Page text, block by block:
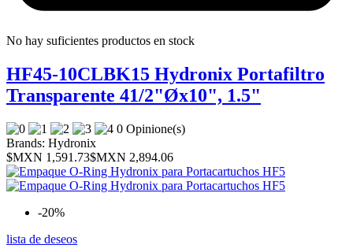
No hay suficientes productos en stock
HF45-10CLBK15 Hydronix Portafiltro
Transparente 41/2"Øx10", 1.5"
0 Opinione(s)
Brands: Hydronix
$MXN 1,591.73$MXN 2,894.06
-20%
lista de deseos